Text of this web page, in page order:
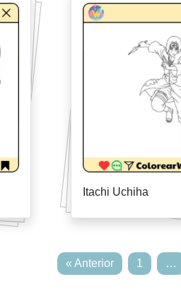
Itachi Uchiha
« Anterior 1 …